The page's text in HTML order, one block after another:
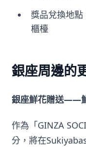
獎品兌換地
櫃檯
銀座周邊的
銀座鮮花贈送——
作為「GINZA
分，將在